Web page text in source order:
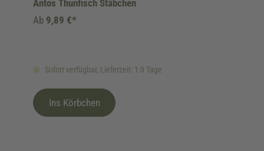
Antos Thunfisch Stäbchen
Sofort verfügbar, Lieferzeit: 1-3 Tage
Ab 9,89 €*
Ins Körbchen